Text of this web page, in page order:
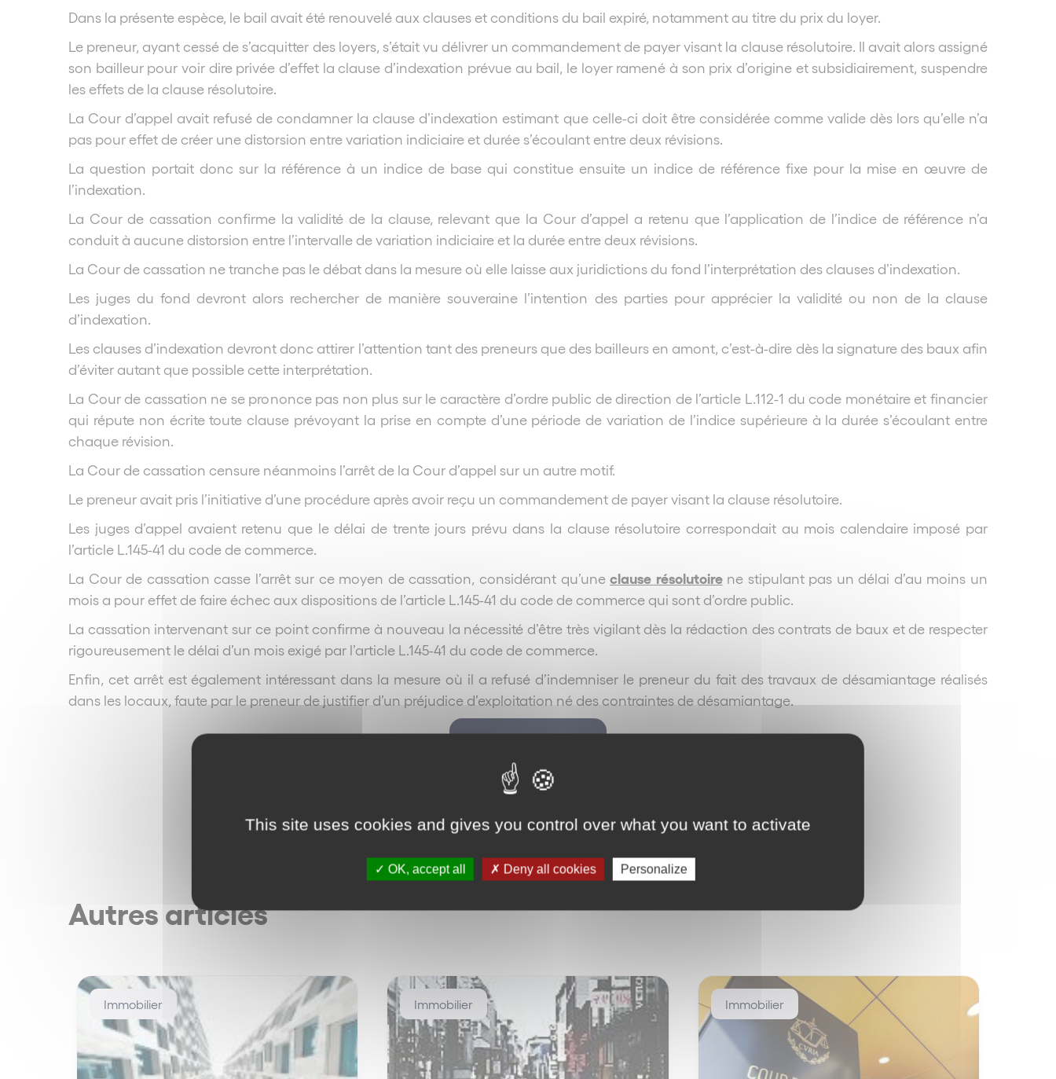
Dans la présente espèce, le bail avait été renouvelé aux clauses et conditions du bail expiré, notamment au titre du prix du loyer.
Le preneur, ayant cessé de s’acquitter des loyers, s’était vu délivrer un commandement de payer visant la clause résolutoire. Il avait alors assigné
son bailleur pour voir dire privée d’effet la clause d’indexation prévue au bail, le loyer ramené à son prix d’origine et subsidiairement, suspendre
les effets de la clause résolutoire.
La Cour d’appel avait refusé de condamner la clause d’indexation estimant que celle-ci doit être considérée comme valide dès lors qu’elle n’a
pas pour effet de créer une distorsion entre variation indiciaire et durée s’écoulant entre deux révisions.
La question portait donc sur la référence à un indice de base qui constitue ensuite un indice de référence fixe pour la mise en œuvre de
l’indexation.
La Cour de cassation confirme la validité de la clause, relevant que la Cour d’appel a retenu que l’application de l’indice de référence n’a
conduit à aucune distorsion entre l’intervalle de variation indiciaire et la durée entre deux révisions.
La Cour de cassation ne tranche pas le débat dans la mesure où elle laisse aux juridictions du fond l’interprétation des clauses d’indexation.
Les juges du fond devront alors rechercher de manière souveraine l’intention des parties pour apprécier la validité ou non de la clause
d’indexation.
Les clauses d’indexation devront donc attirer l’attention tant des preneurs que des bailleurs en amont, c’est-à-dire dès la signature des baux afin
d’éviter autant que possible cette interprétation.
La Cour de cassation ne se prononce pas non plus sur le caractère d’ordre public de direction de l’article L.112-1 du code monétaire et financier
qui répute non écrite toute clause prévoyant la prise en compte d’une période de variation de l’indice supérieure à la durée s’écoulant entre
chaque révision.
La Cour de cassation censure néanmoins l’arrêt de la Cour d’appel sur un autre motif.
Le preneur avait pris l’initiative d’une procédure après avoir reçu un commandement de payer visant la clause résolutoire.
Les juges d’appel avaient retenu que le délai de trente jours prévu dans la clause résolutoire correspondait au mois calendaire imposé par
l’article L.145-41 du code de commerce.
La Cour de cassation casse l’arrêt sur ce moyen de cassation, considérant qu’uneclause résolutoirene stipulant pas un délai d’au moins un
mois a pour effet de faire échec aux dispositions de l’article L.145-41 du code de commerce qui sont d’ordre public.
La cassation intervenant sur ce point confirme à nouveau la nécessité d’être très vigilant dès la rédaction des contrats de baux et de respecter
rigoureusement le délai d’un mois exigé par l’article L.145-41 du code de commerce.
Enfin, cet arrêt est également intéressant dans la mesure où il a refusé d’indemniser le preneur du fait des travaux de désamiantage réalisés
dans les locaux, faute par le preneur de justifier d’un préjudice d’exploitation né des contraintes de désamiantage.
Retour
Autres articles
Immobilier Immobilier Immobilier
This site uses cookies and gives you control over what you want to activate
OK, accept all Deny all cookies Personalize